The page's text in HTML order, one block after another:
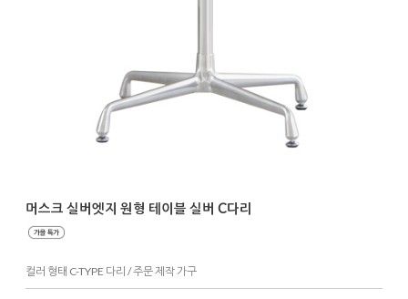
머스크 실버엣지 원형 테이블 실버 C다리
컬러 형태 C-TYPE 다리 / 주문 제작 가구